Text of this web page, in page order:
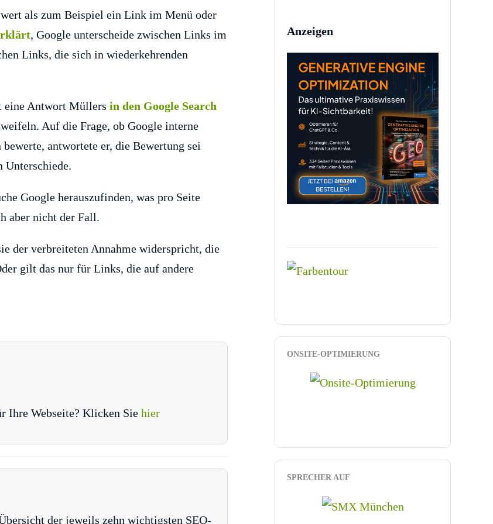
als zum Beispiel ein Link im Menü oder
, Google unterscheide zwischen Links im
Links, die sich in wiederkehrenden
eine Antwort Müllers in den Google Search
Auf die Frage, ob Google interne
antwortete er, die Bewertung sei
Unterschiede.
Google herauszufinden, was pro Seite
aber nicht der Fall.
der verbreiteten Annahme widerspricht, die
gilt das nur für Links, die auf andere
Ihre Webseite? Klicken Sie hier
der jeweils zehn wichtigsten SEO-
Anzeigen
ONSITE-OPTIMIERUNG
SPRECHER AUF